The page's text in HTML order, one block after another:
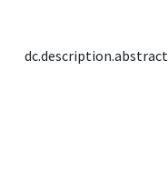
dc.description.abstract